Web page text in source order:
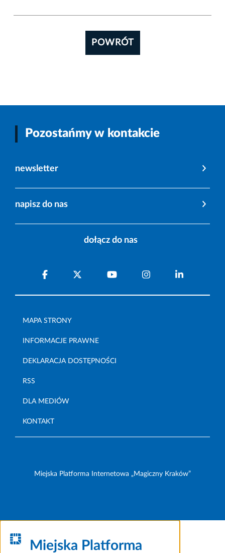
POWRÓT
Pozostańmy w kontakcie
newsletter
napisz do nas
dołącz do nas
MAPA STRONY
INFORMACJE PRAWNE
DEKLARACJA DOSTĘPNOŚCI
RSS
DLA MEDIÓW
KONTAKT
Miejska Platforma Internetowa „Magiczny Kraków”
Miejska Platforma